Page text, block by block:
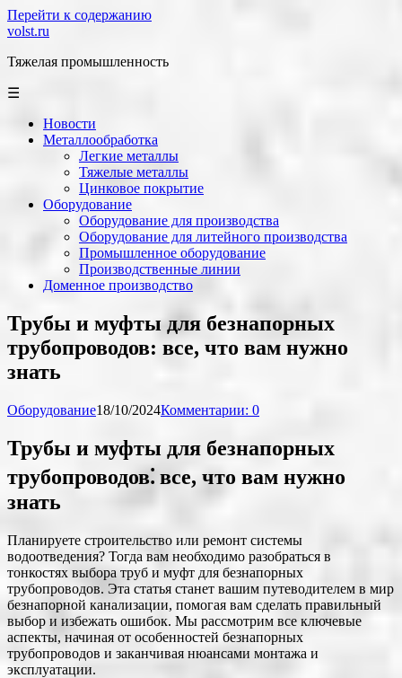
Перейти к содержанию
volst.ru
Тяжелая промышленность
☰
Новости
Металлообработка
Легкие металлы
Тяжелые металлы
Цинковое покрытие
Оборудование
Оборудование для производства
Оборудование для литейного производства
Промышленное оборудование
Производственные линии
Доменное производство
Трубы и муфты для безнапорных
трубопроводов: все, что вам нужно
знать
Оборудование18/10/2024Комментарии: 0
Трубы и муфты для безнапорных
трубопроводов⁚ все, что вам нужно
знать
Планируете строительство или ремонт системы
водоотведения? Тогда вам необходимо разобраться в
тонкостях выбора труб и муфт для безнапорных
трубопроводов. Эта статья станет вашим путеводителем в мир
безнапорной канализации, помогая вам сделать правильный
выбор и избежать ошибок. Мы рассмотрим все ключевые
аспекты, начиная от особенностей безнапорных
трубопроводов и заканчивая нюансами монтажа и
эксплуатации.